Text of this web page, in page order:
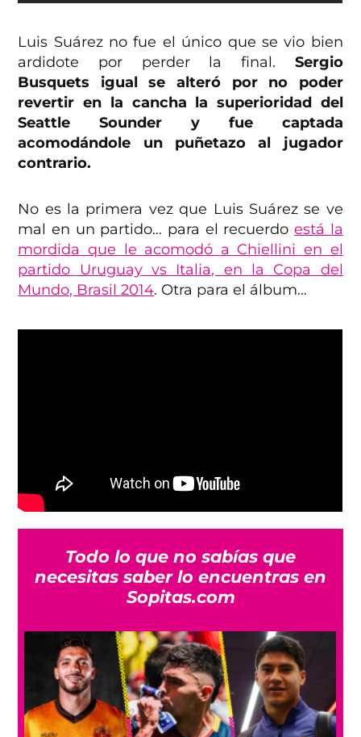
Luis Suárez no fue el único que se vio bien
ardidote por perder la final. Sergio
Busquets igual se alteró por no poder
revertir en la cancha la superioridad del
Seattle Sounder y fue captada
acomodándole un puñetazo al jugador
contrario.
No es la primera vez que Luis Suárez se ve
mal en un partido… para el recuerdo está la
mordida que le acomodó a Chiellini en el
partido Uruguay vs Italia, en la Copa del
Mundo, Brasil 2014. Otra para el álbum…
Todo lo que no sabías que
necesitas saber lo encuentras en
Sopitas.com